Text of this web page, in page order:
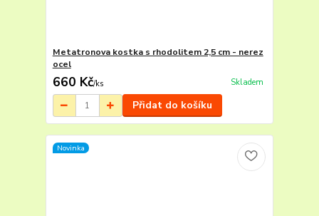
Metatronova kostka s rhodolitem 2,5 cm - nerez
ocel
660 Kč/ks Skladem
Přidat do košíku
Novinka